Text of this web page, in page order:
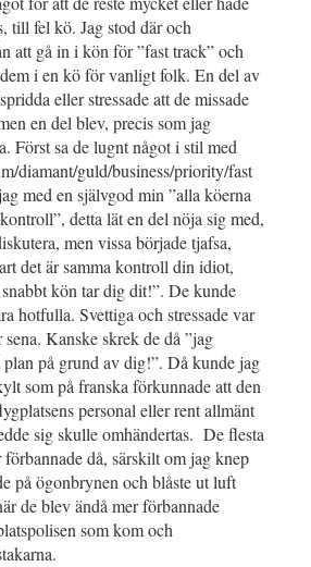
till fel kö. Jag stod där och
att gå in i kön för ”fast track” och
i en kö för vanligt folk. En del av
eller stressade att de missade
en del blev, precis som jag
Först sa de lugnt något i stil med
diamant/guld/business/priority/fast
med en självgod min ”alla köerna
detta lät en del nöja sig med,
men vissa började tjafsa,
det är samma kontroll din idiot,
kön tar dig dit!”. De kunde
hotfulla. Svettiga och stressade var
Kanske skrek de då ”jag
på grund av dig!”. Då kunde jag
som på franska förkunnade att den
personal eller rent allmänt
sig skulle omhändertas. De flesta
då, särskilt om jag knep
på ögonbrynen och blåste ut luft
de blev ändå mer förbannade
som kom och